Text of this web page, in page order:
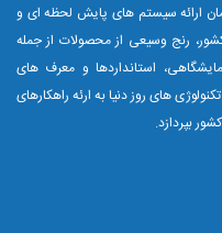
ارائه سیستم های پایش لحظه ای و
رنج وسیعی از محصولات از جمله
استانداردها و معرف های
های روز دنیا به ارئه راهکارهای
بپردازد.